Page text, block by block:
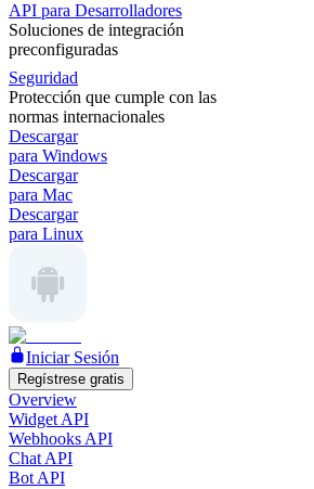
API para Desarrolladores
Soluciones de integración
preconfiguradas
Seguridad
Protección que cumple con las
normas internacionales
Descargar
para Windows
Descargar
para Mac
Descargar
para Linux
Iniciar Sesión
Regístrese gratis
Overview
Widget API
Webhooks API
Chat API
Bot API